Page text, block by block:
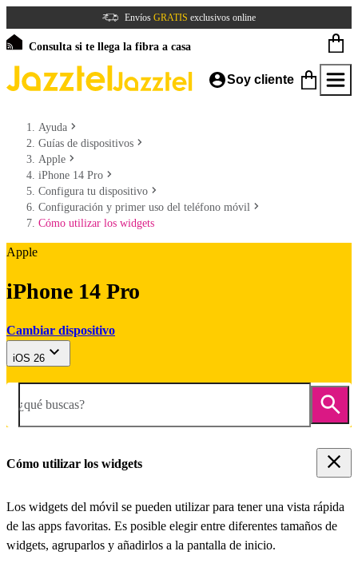
Envíos GRATIS exclusivos online
Consulta si te llega la fibra a casa
Soy cliente
Ayuda
Guías de dispositivos
Apple
iPhone 14 Pro
Configura tu dispositivo
Configuración y primer uso del teléfono móvil
Cómo utilizar los widgets
Apple
iPhone 14 Pro
Cambiar dispositivo
iOS 26
¿qué buscas?
Cómo utilizar los widgets
Los widgets del móvil se pueden utilizar para tener una vista rápida
de las apps favoritas. Es posible elegir entre diferentes tamaños de
widgets, agruparlos y añadirlos a la pantalla de inicio.